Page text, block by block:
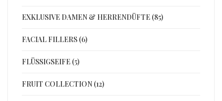
EXKLUSIVE DAMEN & HERRENDÜFTE (85)
FACIAL FILLERS (6)
FLÜSSIGSEIFE (5)
FRUIT COLLECTION (12)